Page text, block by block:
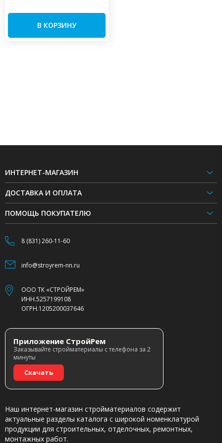
В КОРЗИНУ
ИНТЕРНЕТ-МАГАЗИН
ДОСТАВКА И ОПЛАТА
ПОМОЩЬ ПОКУПАТЕЛЮ
8 (831) 260-11-60
info@stroyrem-nn.ru
ООО ТК «СТРОЙРЕМ»
ИНН.5257199108
ОГРН.1205200037646
Приложение СтройРем
Заказывайте стройматериалы с телефона за 2
минуты
Скачать
Наш интернет-магазин стройматериалов содержит
актуальные разделы каталога с широкой номенклатурой
продукции для строительных, отделочных, ремонтных,
монтажных работ.